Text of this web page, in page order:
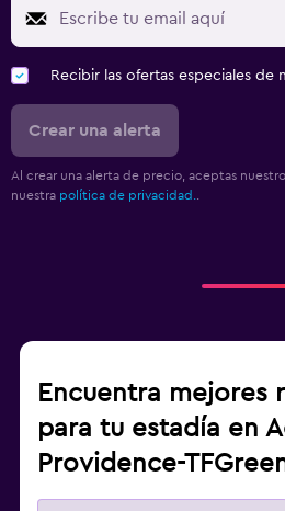
Recibir las ofertas especiales de
Crear una alerta
Al crear una alerta de precio, aceptas
nuestra política de privacidad..
Encuentra mejores
para tu estadía en
Providence-